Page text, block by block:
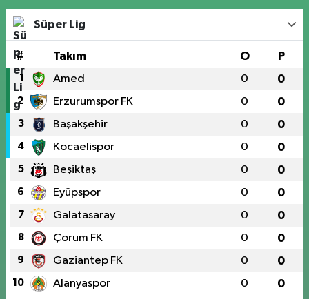
Süper Lig
# Takım O P
1 Amed 0 0
2 Erzurumspor FK 0 0
3 Başakşehir 0 0
4 Kocaelispor 0 0
5 Beşiktaş 0 0
6 Eyüpspor 0 0
7 Galatasaray 0 0
8 Çorum FK 0 0
9 Gaziantep FK 0 0
10 Alanyaspor 0 0